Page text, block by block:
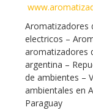
Aromatizadores
electricos –
aromatizadores
argentina –
de ambientes –
ambientales en
Paraguay